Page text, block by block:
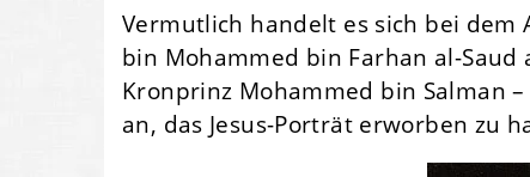
Vermutlich handelt es sich bei dem
bin Mohammed bin Farhan al-
Kronprinz Mohammed bin Salman
an, das Jesus-Porträt erworben zu